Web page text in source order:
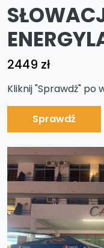
2449 zł
Kliknij "Sprawdź" po
Sprawdź